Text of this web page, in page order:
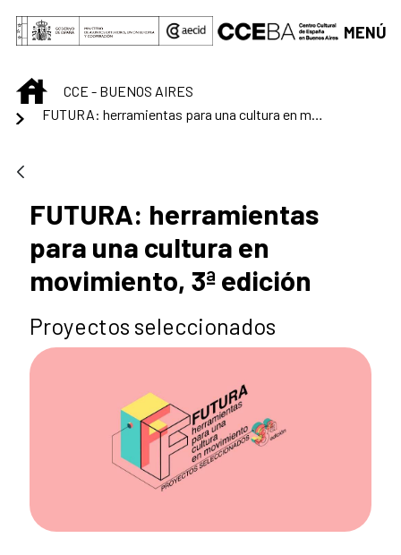
Saltar al contenido principal
MENÚ
INICIOCCE - BUENOS AIRES
FUTURA: herramientas para una cultura en movimiento, 3ª edición
FUTURA: herramientas
para una cultura en
movimiento, 3ª edición
Proyectos seleccionados